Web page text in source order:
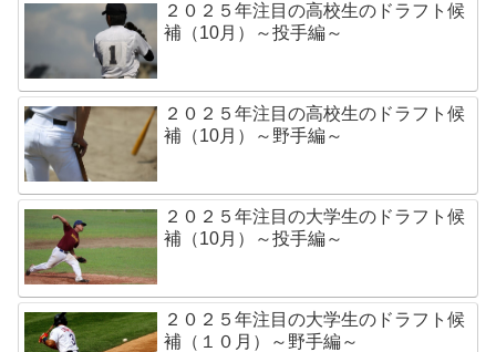
２０２５年注目の高校生のドラフト候
補（10月）～投手編～
２０２５年注目の高校生のドラフト候
補（10月）～野手編～
２０２５年注目の大学生のドラフト候
補（10月）～投手編～
２０２５年注目の大学生のドラフト候
補（１０月）～野手編～